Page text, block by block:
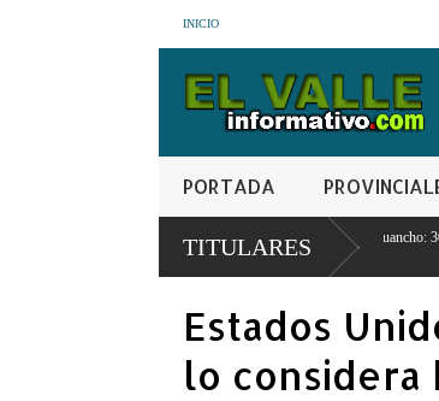
INICIO
PORTADA
TITULARES
Crisis agrícola en Juancho: 300 productores pierden sus
Estados
lo considera